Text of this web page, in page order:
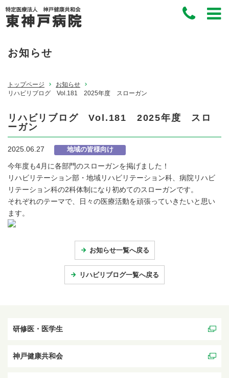
お知らせ
トップページ
お知らせ
リハビリブログ Vol.181 2025年度 スローガン
リハビリブログ Vol.181 2025年度 スロ
ーガン
2025.06.27 地域の皆様向け
今年度も4月に各部門のスローガンを掲げました！
リハビリテーション部・地域リハビリテーション科、病院リハビ
リテーション科の2科体制になり初めてのスローガンです。
それぞれのテーマで、日々の医療活動を頑張っていきたいと思い
ます。
お知らせ一覧へ戻る
リハビリブログ一覧へ戻る
研修医・医学生
神戸健康共和会